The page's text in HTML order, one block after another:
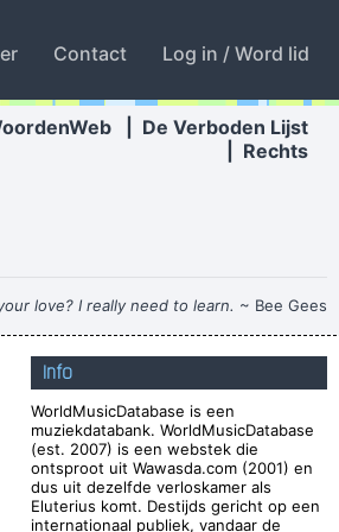
Contact Log in / Word lid
De Verboden Lijst
Rechts
love? I really need to learn. ~ Bee Gees
t have to deal with money that smells
while dancing. For some reason the
credit. You guys smoothed the path for us
years ago.~ Armin Van Buuren
Because I Thought That Was A Very
Info
WorldMusicDatabase is een
muziekdatabank. WorldMusicDatabase
(est. 2007) is een webstek die
ontsproot uit Wawasda.com (2001) en
dus uit dezelfde verloskamer als
Eluterius komt. Destijds gericht op een
internationaal publiek, vandaar de